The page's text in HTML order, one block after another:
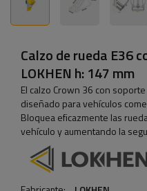
Calzo de rueda E36
LOKHEN h: 147 mm
El calzo Crown 36 con
diseñado para vehículos
Bloquea eficazmente las
vehículo y aumentando la